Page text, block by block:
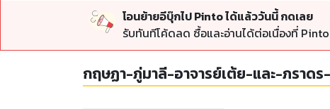
โอนย้ายอีบุ๊กไป Pinto ได้แล้ววันนี้ กดเลย
รับทันทีโค้ดลด ซื้อและอ่านได้ต่อเนื่องที่ Pinto
กฤษฏา-ภู่มาลี-อาจารย์เต้ย-และ-ภราดร